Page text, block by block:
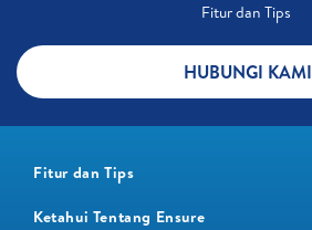
Fitur dan Tips ​
HUBUNGI KAMI
Fitur dan Tips
Ketahui Tentang Ensure